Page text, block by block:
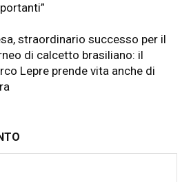
straordinario successo per il
di calcetto brasiliano: il
Lepre prende vita anche di